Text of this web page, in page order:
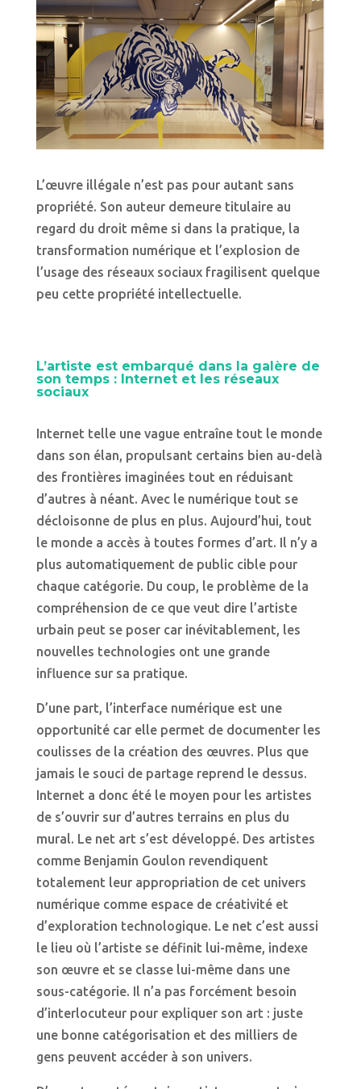
L’œuvre illégale n’est pas pour autant sans
propriété. Son auteur demeure titulaire au
regard du droit même si dans la pratique, la
transformation numérique et l’explosion de
l’usage des réseaux sociaux fragilisent quelque
peu cette propriété intellectuelle.
L’artiste est embarqué dans la galère de
son temps : Internet et les réseaux
sociaux
Internet telle une vague entraîne tout le monde
dans son élan, propulsant certains bien au-delà
des frontières imaginées tout en réduisant
d’autres à néant. Avec le numérique tout se
décloisonne de plus en plus. Aujourd’hui, tout
le monde a accès à toutes formes d’art. Il n’y a
plus automatiquement de public cible pour
chaque catégorie. Du coup, le problème de la
compréhension de ce que veut dire l’artiste
urbain peut se poser car inévitablement, les
nouvelles technologies ont une grande
influence sur sa pratique.
D’une part, l’interface numérique est une
opportunité car elle permet de documenter les
coulisses de la création des œuvres. Plus que
jamais le souci de partage reprend le dessus.
Internet a donc été le moyen pour les artistes
de s’ouvrir sur d’autres terrains en plus du
mural. Le net art s’est développé. Des artistes
comme Benjamin Goulon revendiquent
totalement leur appropriation de cet univers
numérique comme espace de créativité et
d’exploration technologique. Le net c’est aussi
le lieu où l’artiste se définit lui-même, indexe
son œuvre et se classe lui-même dans une
sous-catégorie. Il n’a pas forcément besoin
d’interlocuteur pour expliquer son art : juste
une bonne catégorisation et des milliers de
gens peuvent accéder à son univers.